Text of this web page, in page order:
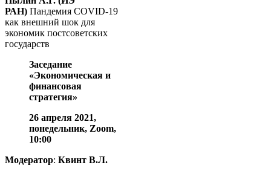
РАН) Пандемия COVID-19
как внешний шок для
экономик постсоветских
государств
Заседание
«Экономическая и
финансовая
стратегия»
26 апреля 2021,
понедельник, Zoom,
10:00
Модератор: Квинт В.Л.